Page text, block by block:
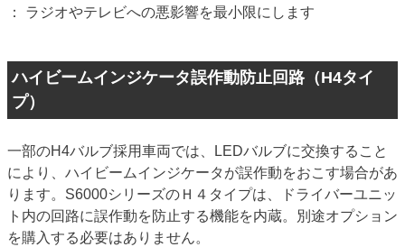
： ラジオやテレビへの悪影響を最小限にします
ハイビームインジケータ誤作動防止回路（H4タイ
プ）
一部のH4バルブ採用車両では、LEDバルブに交換すること
により、ハイビームインジケータが誤作動をおこす場合があ
ります。S6000シリーズのＨ４タイプは、ドライバーユニッ
ト内の回路に誤作動を防止する機能を内蔵。別途オプション
を購入する必要はありません。